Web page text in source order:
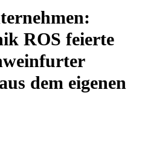
ROS feierte
dem eigenen